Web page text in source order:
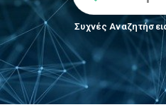
Συχνές